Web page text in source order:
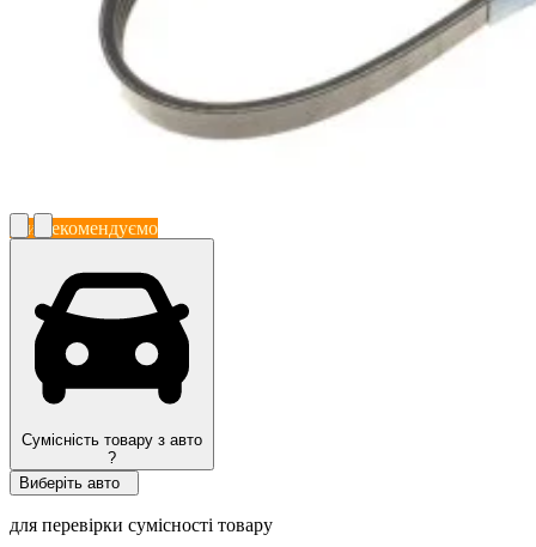
Ми рекомендуємо
Сумісність товару з авто
?
Виберіть авто
для перевірки сумісності товару